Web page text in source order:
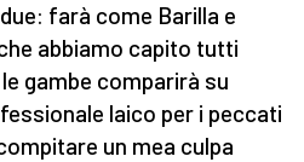
farà come Barilla e
abbiamo capito tutti
gambe comparirà su
laico per i peccati
un mea culpa